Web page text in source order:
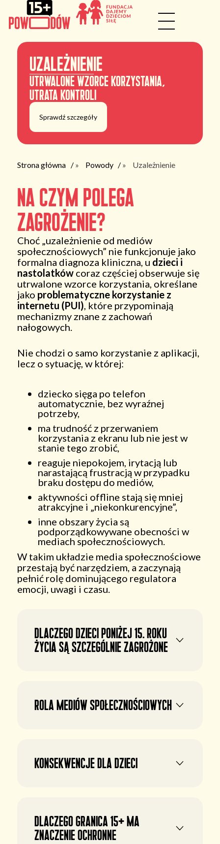
Uzależnienie
utrwalone wzorce korzystania,
utrata kontroli
Sprawdź szczegóły
Strona główna » Powody » Uzależnienie
Na czym polega
zagrożenie?
Choć „uzależnienie od mediów
społecznościowych” nie funkcjonuje jako
formalna diagnoza kliniczna, u dzieci i
nastolatków coraz częściej obserwuje się
utrwalone wzorce korzystania, określane
jako problematyczne korzystanie z
internetu (PUI), które przypominają
mechanizmy znane z zachowań
nałogowych.
Nie chodzi o samo korzystanie z aplikacji,
lecz o sytuację, w której:
dziecko sięga po telefon
automatycznie, bez wyraźnej
potrzeby,
ma trudność z przerwaniem
korzystania z ekranu lub nie jest w
stanie tego zrobić,
reaguje niepokojem, irytacją lub
narastającą frustracją w przypadku
braku dostępu do mediów,
aktywności offline stają się mniej
atrakcyjne i „niekonkurencyjne”,
inne obszary życia są
podporządkowywane obecności w
mediach społecznościowych.
W takim układzie media społecznościowe
przestają być narzędziem, a zaczynają
pełnić rolę dominującego regulatora
emocji, uwagi i czasu.
Dlaczego dzieci poniżej 15. roku
życia są szczególnie zagrożone
Rola mediów społecznościowych
Konsekwencje dla dzieci
Dlaczego granica 15+ ma
znaczenie ochronne